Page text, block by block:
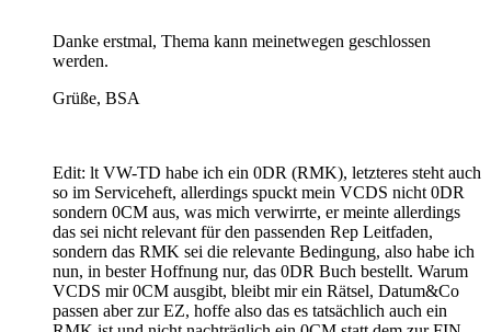
Danke erstmal, Thema kann meinetwegen geschlossen
werden.
Grüße, BSA
Edit: lt VW-TD habe ich ein 0DR (RMK), letzteres steht auch
so im Serviceheft, allerdings spuckt mein VCDS nicht 0DR
sondern 0CM aus, was mich verwirrte, er meinte allerdings
das sei nicht relevant für den passenden Rep Leitfaden,
sondern das RMK sei die relevante Bedingung, also habe ich
nun, in bester Hoffnung nur, das 0DR Buch bestellt. Warum
VCDS mir 0CM ausgibt, bleibt mir ein Rätsel, Datum&Co
passen aber zur EZ, hoffe also das es tatsächlich auch ein